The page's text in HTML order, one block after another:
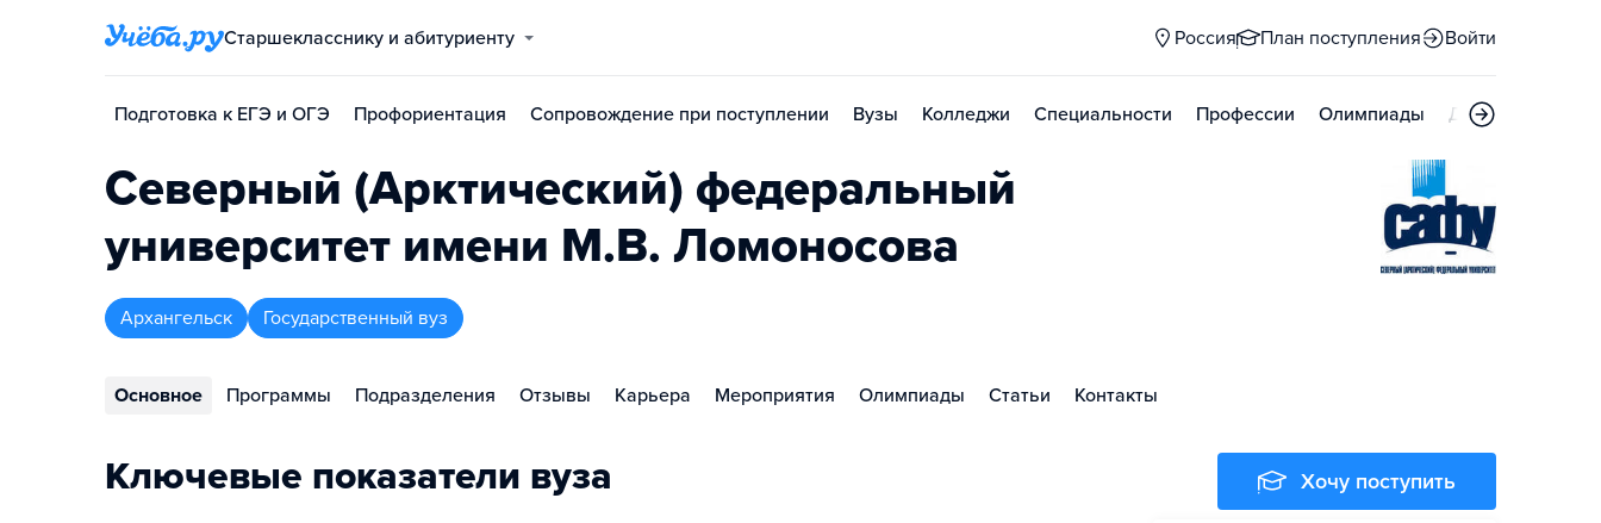
Старшекласснику и абитуриенту Россия План поступления Войти
Подготовка к ЕГЭ и ОГЭ Профориентация Сопровождение при поступлении Вузы Колледжи Специальности Профессии Олимпиады Дни открытых
Северный (Арктический) федеральный
университет имени М.В. Ломоносова
Архангельск Государственный вуз
Основное Программы Подразделения Отзывы Карьера Мероприятия Олимпиады Статьи Контакты
Ключевые показатели вуза Хочу поступить